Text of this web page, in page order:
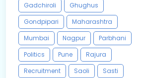
Gadchiroli
Ghughus
Gondpipari
Maharashtra
Mumbai
Nagpur
Parbhani
Politics
Pune
Rajura
Recruitment
Saoli
Sasti